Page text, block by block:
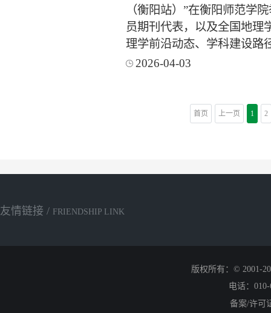
（衡阳站）”在衡阳师范学
员期刊代表，以及全国地理
理学前沿动态、学科建设路
2026-04-03
首页 上一页 1 2
友情链接 / FRIENDSHIP LINK
版权所有：© 2001-
电话：
备案/许可